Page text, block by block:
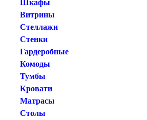
Шкафы
Витрины
Стеллажи
Стенки
Гардеробные
Комоды
Тумбы
Кровати
Матрасы
Столы